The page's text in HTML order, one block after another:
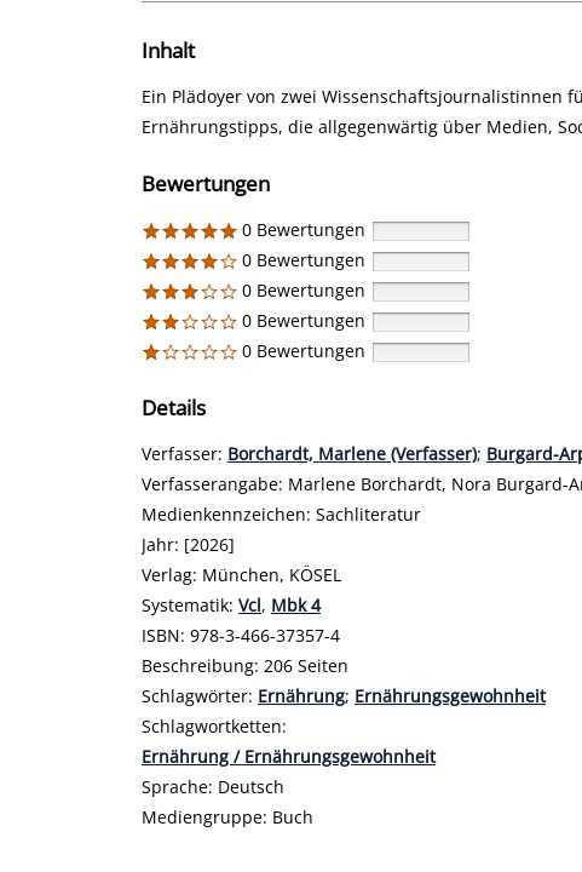
Inhalt
Ein Plädoyer von zwei Wissenschaftsjournalistinnen
Ernährungstipps, die allgegenwärtig über Medien,
Bewertungen
0 Bewertungen
0 Bewertungen
0 Bewertungen
0 Bewertungen
0 Bewertungen
Details
Verfasser: Suche nach diesem Verfasser
Borchardt, Marlene (Verfasser); Burgard-
Verfasserangabe: Marlene Borchardt, Nora Burgard-
Medienkennzeichen: Sachliteratur
Jahr: [2026]
Verlag: München, KÖSEL
opens in new tab
Diesen Link in neuem Tab öffnen
Systematik: Suche nach dieser Systematik
Vcl, Mbk 4
Suche nach diesem Interessenskreis
ISBN: 978-3-466-37357-4
Beschreibung: 206 Seiten
Schlagwörter: Ernährung; Ernährungsgewohnheit
Schlagwortketten:
Ernährung / Ernährungsgewohnheit
Suche nach dieser Beteiligten Person
Sprache: Deutsch
Mediengruppe: Buch